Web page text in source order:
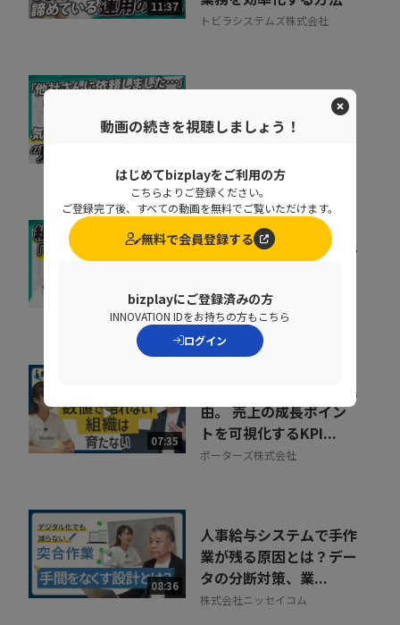
11:37
トビラシステムズ株式会社
取りこぼしはなぜ起き
る？“見えない失注”を
07:07
キャリア迷子を防ぐ！組
織をあげた「リスキリン
株式会社ベネッセコーポレーシ
ョン
07:35
組織が育たない本当の理
由。 売上の成長ポイン
トを可視化するKPI...
ポーターズ株式会社
08:36
人事給与システムで手作
業が残る原因とは？デー
タの分断対策、業...
株式会社ニッセイコム
動画の続きを視聴しましょう！
はじめてbizplayをご利用の方
こちらよりご登録ください。
ご登録完了後、すべての動画を無料でご覧いただけます。
無料で会員登録する
bizplayにご登録済みの方
INNOVATION IDをお持ちの方もこちら
ログイン